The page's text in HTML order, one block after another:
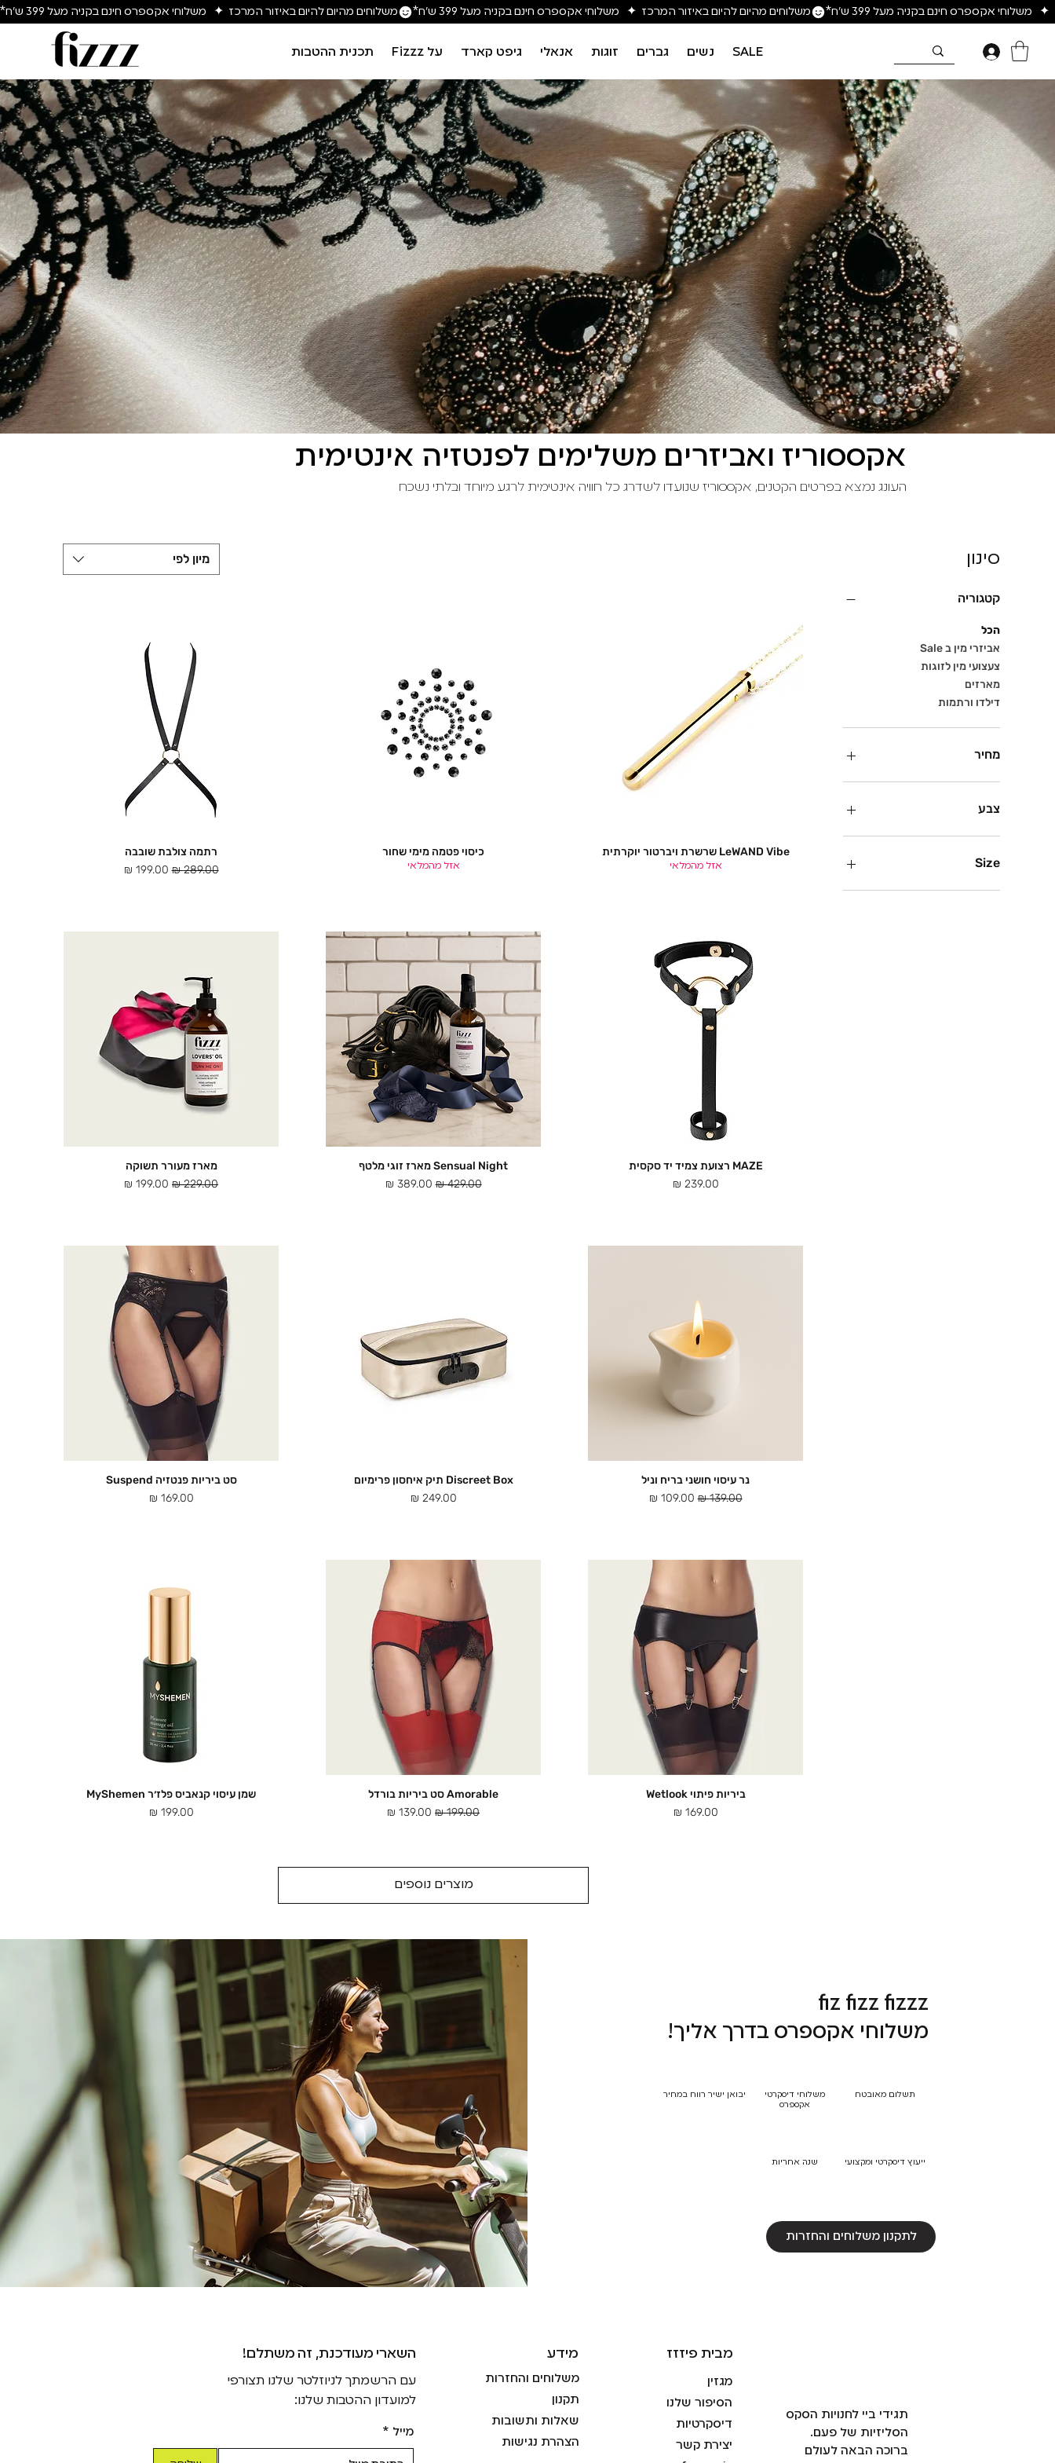
משלוחים מהיום להיום באיזור המרכז  ✦   משלוחי אקספרס חינם בקניה מעל 399 ש״ח*
SALE נשים גברים זוגות אנאלי גיפט קארד על Fizzz תכנית ההטבות
אקססוריז ואביזרים משלימים לפנטזיה אינטימית
העונג נמצא בפרטים הקטנים, אקססוריז שנועדו לשדרג כל חוויה אינטימית לרגע מיוחד ובלתי נשכח
סינון
קטגוריה
הכל
אביזרי מין ב Sale
צעצועי מין לזוגות
מארזים
דילדו ורתמות
מחיר
צבע
Size
Large
מיון לפי
תצוגה מהירהLeWAND Vibe שרשרת ויברטור יוקרתית
אזל מהמלאי
תצוגה מהירה
כיסוי פטמה מימי שחור
אזל מהמלאי
תצוגה מהירה
רתמה צולבת שובבה
מחיר רגיל‏289.00 ‏₪ מחיר מבצע
תצוגה מהירה
MAZE רצועת צמיד יד סקסית
מחיר
תצוגה מהירהSensual Night מארז זוגי מלטף
מחיר רגיל‏429.00 ‏₪ מחיר מבצע
תצוגה מהירה
מארז מעורר תשוקה
מחיר רגיל
מחיר מבצע
תצוגה מהירה
נר עיסוי חושני בריח וניל
מחיר רגיל‏139.00 ‏₪ מחיר מבצע
תצוגה מהירהDiscreet Box תיק איחסון פרימיום
מחיר
תצוגה מהירה
סט ביריות פנטזיה Suspend
מחיר
תצוגה מהירה
ביריות פיתוי Wetlook
מחיר
תצוגה מהירהAmorable סט ביריות בורדל
מחיר רגיל מחיר מבצע
תצוגה מהירה
שמן עיסוי קנאביס פלז׳ר MyShemen
מחיר
מוצרים נוספים
fiz fizz fizzz
משלוחי אקספרס בדרך אליך!
תשלום מאובטח
ייעוץ דיסקרטי ומקצועי
משלוחי דיסקרטי
אקספרס
שנה אחריות
יבואן ישיר רווח במחיר
לתקנון משלוחים והחזרות
!השארי מעודכנת, זה משתלם
עם הרשמתך לניוזלטר שלנו תצורפי
למועדון ההטבות שלנו:
מייל *
מידע
משלוחים והחזרות
תקנון
שאלות ותשובות
הצהרת נגישות
מבית פיזזז
מגזין
הסיפור שלנו
דיסקרטיות
יצירת קשר
תגידי ביי לחנויות הסקס
הסליזיות של פעם.
ברוכה הבאה לעולם